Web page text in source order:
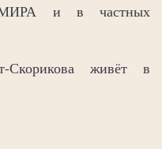
МИРА и в частных
Скорикова живёт в